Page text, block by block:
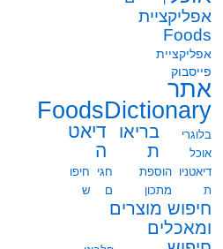
אפליקציית
Foods
אפליקציית
פייסבוק
אתר
FoodsDictionary
בלוגרי
אוכל
בריאו
ת
דיאט
ה
דיאטניו
ת
הוספת
מתכון
חגי
ם
חיפו
ש
חיפוש מוצרים
ומאכלים